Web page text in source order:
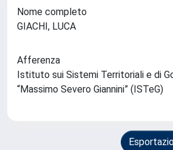
Nome completo
GIACHI, LUCA
Afferenza
Istituto sui Sistemi Territoriali e di
“Massimo Severo Giannini” (ISTeG)